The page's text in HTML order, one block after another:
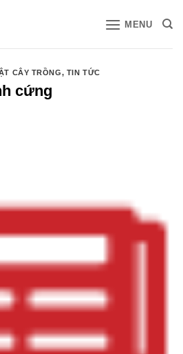
MENU
CÂY TRỒNG, TIN TỨC
cứng